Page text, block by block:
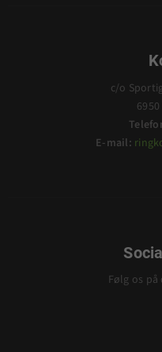
c/o
E-mail:
Følg os